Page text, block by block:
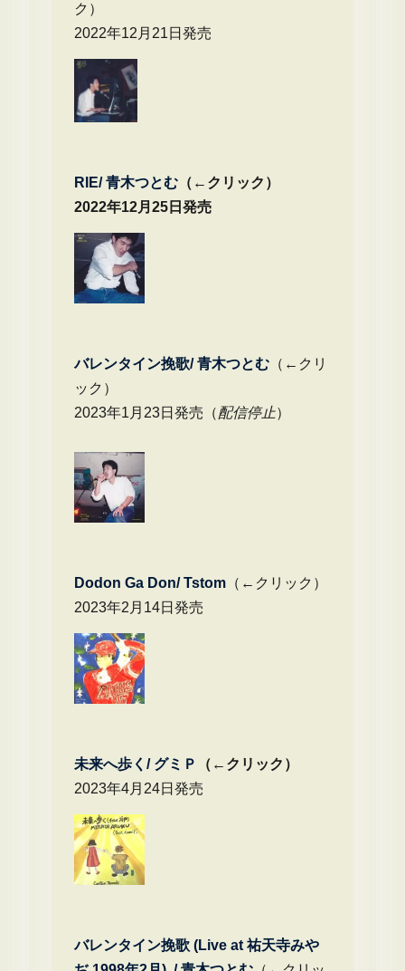
ク）
2022年12月21日発売
RIE/ 青木つとむ（←クリック）
2022年12月25日発売
バレンタイン挽歌/ 青木つとむ（←クリ
ック）
2023年1月23日発売（配信停止）
Dodon Ga Don/ Tstom（←クリック）
2023年2月14日発売
未来へ歩く/ グミＰ
（←クリック）
2023年4月24日発売
バレンタイン挽歌 (Live at 祐天寺みや